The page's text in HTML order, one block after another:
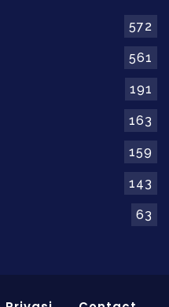
572
561
191
163
159
143
63